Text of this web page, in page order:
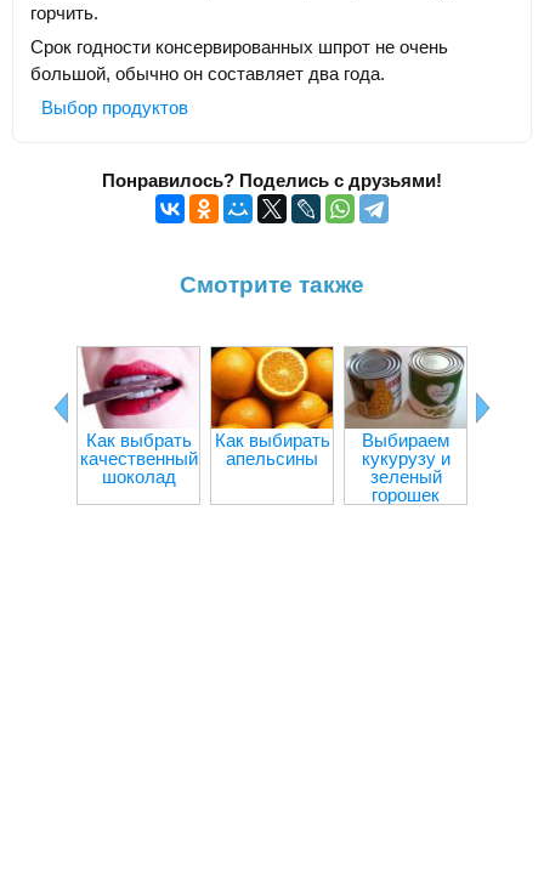
горчить.
Срок годности консервированных шпрот не очень
большой, обычно он составляет два года.
Выбор продуктов
Понравилось? Поделись с друзьями!
Смотрите также
Как выбрать
качественный
шоколад
Как выбирать
апельсины
Выбираем
кукурузу и
зеленый
горошек